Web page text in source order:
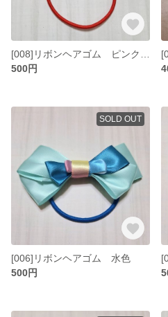
500円
SOLD OUT
[006]リボンヘアゴム 水色
500円